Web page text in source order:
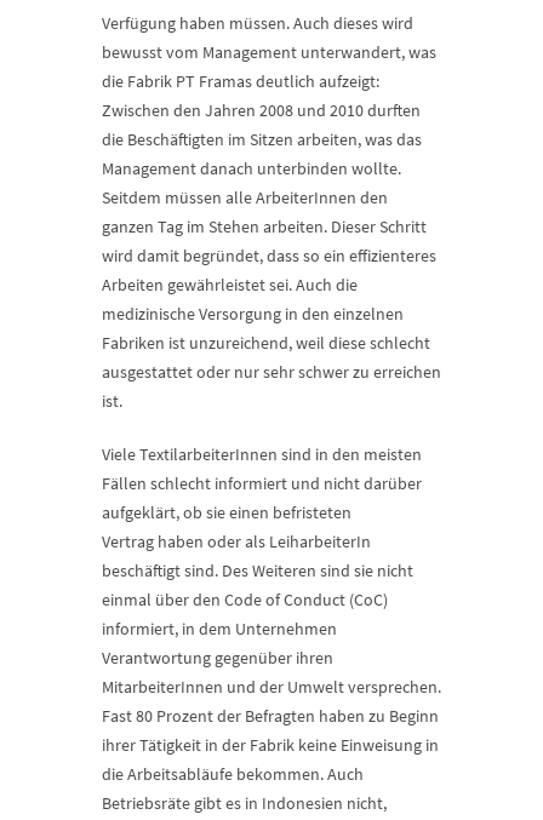
Verfügung haben müssen. Auch dieses wird
bewusst vom Management unterwandert, was
die Fabrik PT Framas deutlich aufzeigt:
Zwischen den Jahren 2008 und 2010 durften
die Beschäftigten im Sitzen arbeiten, was das
Management danach unterbinden wollte.
Seitdem müssen alle ArbeiterInnen den
ganzen Tag im Stehen arbeiten. Dieser Schritt
wird damit begründet, dass so ein effizienteres
Arbeiten gewährleistet sei. Auch die
medizinische Versorgung in den einzelnen
Fabriken ist unzureichend, weil diese schlecht
ausgestattet oder nur sehr schwer zu erreichen
ist.
Viele TextilarbeiterInnen sind in den meisten
Fällen schlecht informiert und nicht darüber
aufgeklärt, ob sie einen befristeten
Vertrag haben oder als LeiharbeiterIn
beschäftigt sind. Des Weiteren sind sie nicht
einmal über den Code of Conduct (CoC)
informiert, in dem Unternehmen
Verantwortung gegenüber ihren
MitarbeiterInnen und der Umwelt versprechen.
Fast 80 Prozent der Befragten haben zu Beginn
ihrer Tätigkeit in der Fabrik keine Einweisung in
die Arbeitsabläufe bekommen. Auch
Betriebsräte gibt es in Indonesien nicht,